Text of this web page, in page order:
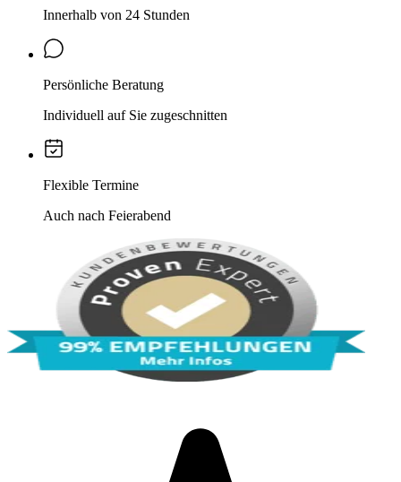
Innerhalb von 24 Stunden
Persönliche Beratung
Individuell auf Sie zugeschnitten
Flexible Termine
Auch nach Feierabend